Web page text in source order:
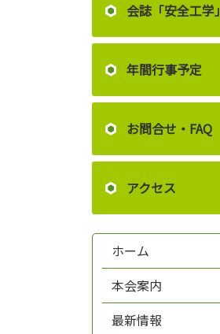
会誌「安全工学」
年間行事予定
お問合せ・FAQ
アクセス
ホーム
本会案内
最新情報